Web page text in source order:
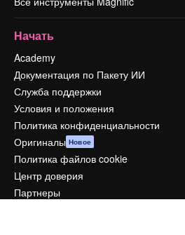
Начать
Academy
Документация по Пакету ИИ
Служба поддержки
Условия и положения
Политика конфиденциальности
Оригиналы Новое
Политика файлов cookie
Центр доверия
Партнеры